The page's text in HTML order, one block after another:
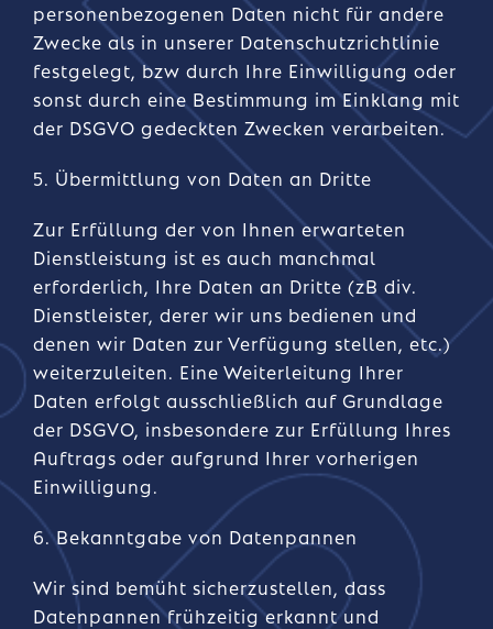
personenbezogenen Daten nicht für andere
Zwecke als in unserer Datenschutzrichtlinie
festgelegt, bzw durch Ihre Einwilligung oder
sonst durch eine Bestimmung im Einklang mit
der DSGVO gedeckten Zwecken verarbeiten.
5. Übermittlung von Daten an Dritte
Zur Erfüllung der von Ihnen erwarteten
Dienstleistung ist es auch manchmal
erforderlich, Ihre Daten an Dritte (zB div.
Dienstleister, derer wir uns bedienen und
denen wir Daten zur Verfügung stellen, etc.)
weiterzuleiten. Eine Weiterleitung Ihrer
Daten erfolgt ausschließlich auf Grundlage
der DSGVO, insbesondere zur Erfüllung Ihres
Auftrags oder aufgrund Ihrer vorherigen
Einwilligung.
6. Bekanntgabe von Datenpannen
Wir sind bemüht sicherzustellen, dass
Datenpannen frühzeitig erkannt und